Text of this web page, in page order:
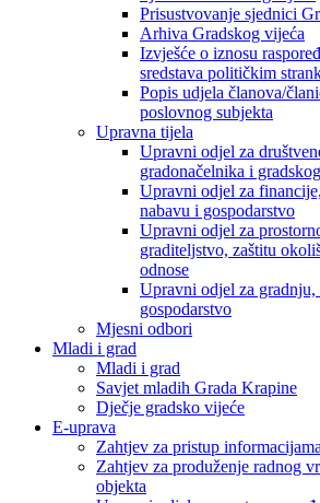
Prisustvovanje sjednici
Arhiva Gradskog vijeća
Izvješće o iznosu
sredstava političkim
Popis udjela članova/
poslovnog subjekta
Upravna tijela
Upravni odjel za
gradonačelnika i
Upravni odjel za
nabavu i gospodarstvo
Upravni odjel za
graditeljstvo, zaštitu
odnose
Upravni odjel za
gospodarstvo
Mjesni odbori
Mladi i grad
Mladi i grad
Savjet mladih Grada Krapine
Dječje gradsko vijeće
E-uprava
Zahtjev za pristup informacijama
Zahtjev za produženje radnog
objekta